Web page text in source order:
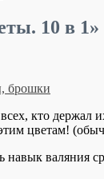
10 в 1»
брошки
кто держал
цветам!
валяния